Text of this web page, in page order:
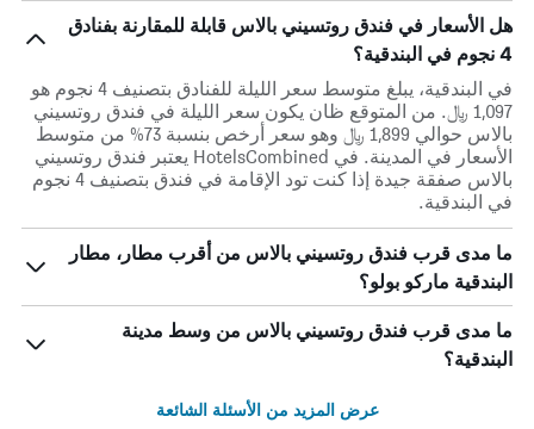
هل الأسعار في فندق روتسيني بالاس قابلة للمقارنة بفنادق
4 نجوم في البندقية؟
في البندقية، يبلغ متوسط ​​سعر الليلة للفنادق بتصنيف 4 نجوم هو
1,097 ﷼. من المتوقع ظان يكون سعر الليلة في فندق روتسيني
بالاس حوالي 1,899 ﷼ وهو سعر أرخص بنسبة 73% من متوسط
الأسعار في المدينة. في HotelsCombined يعتبر فندق روتسيني
بالاس صفقة جيدة إذا كنت تود الإقامة في فندق بتصنيف 4 نجوم
في البندقية.
ما مدى قرب فندق روتسيني بالاس من أقرب مطار، مطار
البندقية ماركو بولو؟
ما مدى قرب فندق روتسيني بالاس من وسط مدينة
البندقية؟
عرض المزيد من الأسئلة الشائعة